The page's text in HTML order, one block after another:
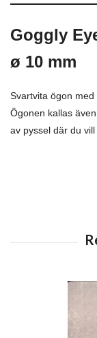
Goggly
ø 10 mm
Svartvita ögon med
Ögonen kallas
av pyssel där du vill